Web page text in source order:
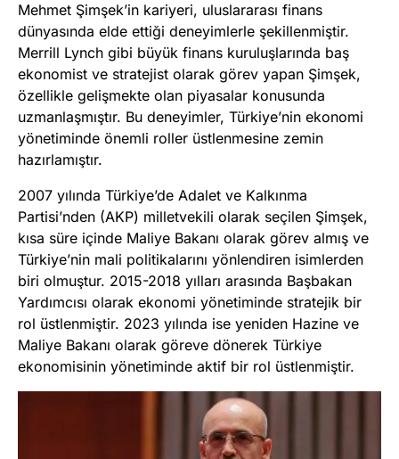
Mehmet Şimşek’in kariyeri, uluslararası finans
dünyasında elde ettiği deneyimlerle şekillenmiştir.
Merrill Lynch gibi büyük finans kuruluşlarında baş
ekonomist ve stratejist olarak görev yapan Şimşek,
özellikle gelişmekte olan piyasalar konusunda
uzmanlaşmıştır. Bu deneyimler, Türkiye’nin ekonomi
yönetiminde önemli roller üstlenmesine zemin
hazırlamıştır.
2007 yılında Türkiye’de Adalet ve Kalkınma
Partisi’nden (AKP) milletvekili olarak seçilen Şimşek,
kısa süre içinde Maliye Bakanı olarak görev almış ve
Türkiye’nin mali politikalarını yönlendiren isimlerden
biri olmuştur. 2015-2018 yılları arasında Başbakan
Yardımcısı olarak ekonomi yönetiminde stratejik bir
rol üstlenmiştir. 2023 yılında ise yeniden Hazine ve
Maliye Bakanı olarak göreve dönerek Türkiye
ekonomisinin yönetiminde aktif bir rol üstlenmiştir.